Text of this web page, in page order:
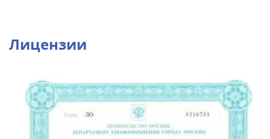
Лицензии